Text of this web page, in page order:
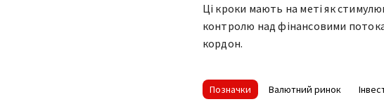
Ці кроки мають на меті як
контролю над фінансовими
кордон.
Позначки Валютний ринок